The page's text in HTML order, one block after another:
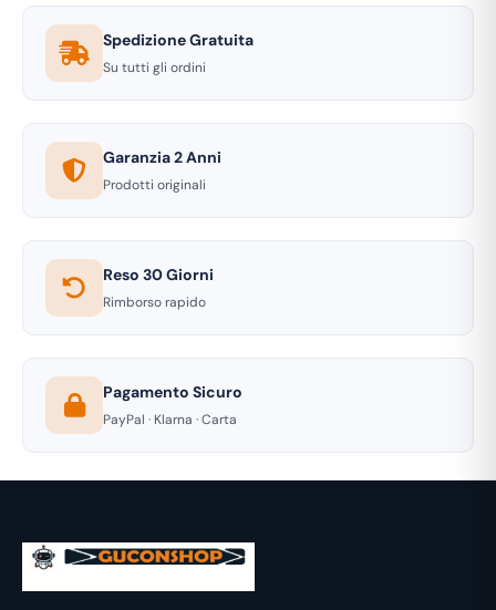
Spedizione Gratuita
Su tutti gli ordini
Garanzia 2 Anni
Prodotti originali
Reso 30 Giorni
Rimborso rapido
Pagamento Sicuro
PayPal · Klarna · Carta